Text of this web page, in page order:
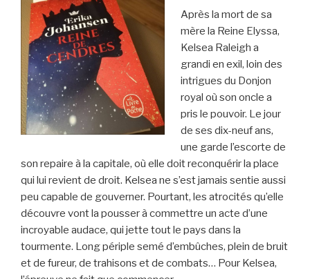
Après la mort de sa
mère la Reine Elyssa,
Kelsea Raleigh a
grandi en exil, loin des
intrigues du Donjon
royal où son oncle a
pris le pouvoir. Le jour
de ses dix-neuf ans,
une garde l’escorte de
son repaire à la capitale, où elle doit reconquérir la place
qui lui revient de droit. Kelsea ne s’est jamais sentie aussi
peu capable de gouverner. Pourtant, les atrocités qu’elle
découvre vont la pousser à commettre un acte d’une
incroyable audace, qui jette tout le pays dans la
tourmente. Long périple semé d’embûches, plein de bruit
et de fureur, de trahisons et de combats… Pour Kelsea,